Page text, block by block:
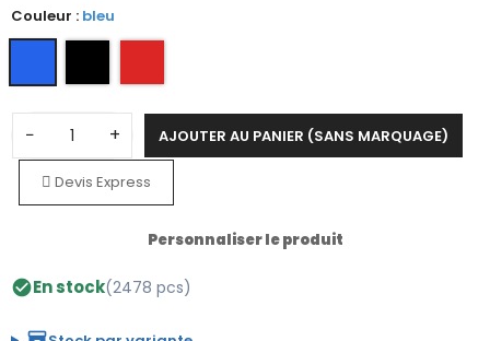
Couleur : bleu
− + AJOUTER AU PANIER (SANS MARQUAGE)
Devis Express
Personnaliser le produit
check_circleEn stock(2478 pcs)